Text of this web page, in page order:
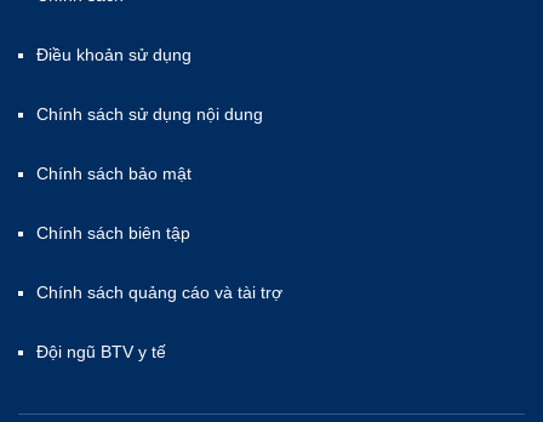
Điều khoản sử dụng
Chính sách sử dụng nội dung
Chính sách bảo mật
Chính sách biên tập
Chính sách quảng cáo và tài trợ
Đội ngũ BTV y tế